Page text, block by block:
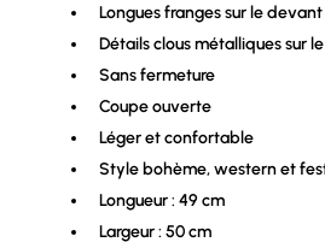
Longues franges sur le
Détails clous métalliques sur
Sans fermeture
Coupe ouverte
Léger et confortable
Style bohème, western et
Longueur : 49 cm
Largeur : 50 cm